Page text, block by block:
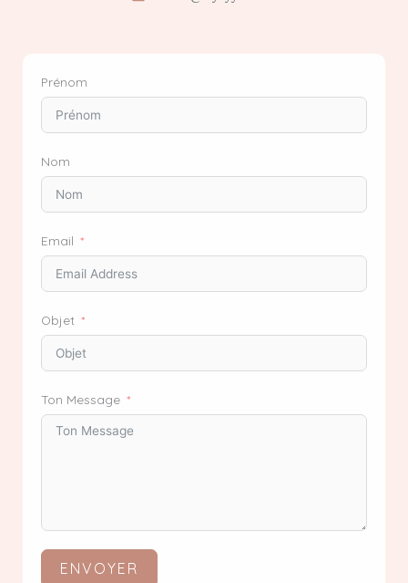
Prénom
Nom
Email
Objet
Ton Message
ENVOYER